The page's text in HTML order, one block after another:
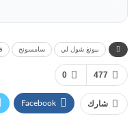
بيونغ شول لي سامسونج
0 477
شارك Facebook